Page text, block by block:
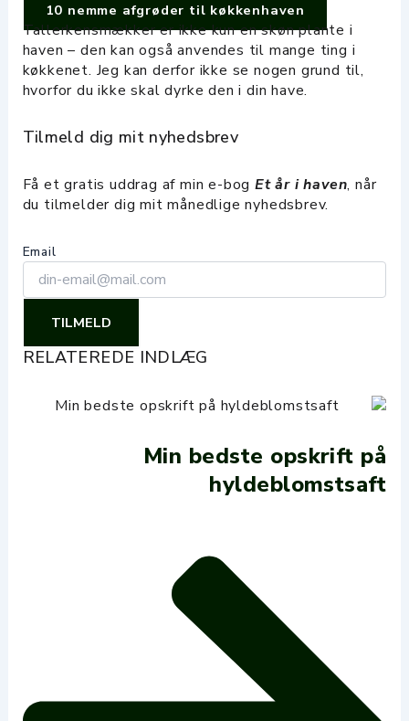
10 nemme afgrøder til køkkenhaven
Tallerkensmækker er ikke kun en skøn plante i
haven – den kan også anvendes til mange ting i
køkkenet. Jeg kan derfor ikke se nogen grund til,
hvorfor du ikke skal dyrke den i din have.
Tilmeld dig mit nyhedsbrev
Få et gratis uddrag af min e-bogEt år i haven, når
du tilmelder dig mit månedlige nyhedsbrev.
Email
TILMELD
RELATEREDE INDLÆG
Min bedste opskrift på
hyldeblomstsaft